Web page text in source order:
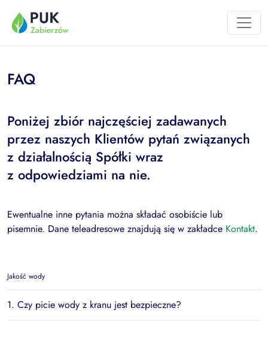
FAQ
Poniżej zbiór najczęściej zadawanych
przez naszych Klientów pytań związanych
z działalnością Spółki wraz
z odpowiedziami na nie.
Ewentualne inne pytania można składać osobiście lub
pisemnie. Dane teleadresowe znajdują się w zakładce Kontakt.
Jakość wody
1. Czy picie wody z kranu jest bezpieczne?